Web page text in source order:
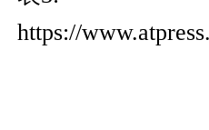
https://